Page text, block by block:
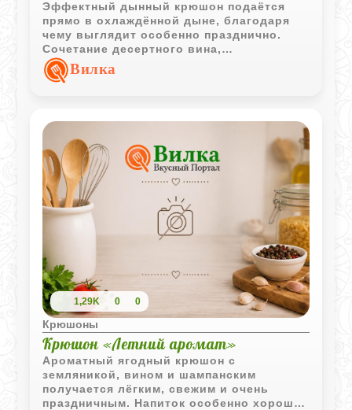
Эффектный дынный крюшон подаётся
прямо в охлаждённой дыне, благодаря
чему выглядит особенно празднично.
Сочетание десертного вина,
апельсинового сока и шампанского
делает напиток лёгким, фруктовым и
Вилка
1,29K 0 0
Крюшоны
Крюшон «Летний аромат»
Ароматный ягодный крюшон с
земляникой, вином и шампанским
получается лёгким, свежим и очень
праздничным. Напиток особенно хорошо